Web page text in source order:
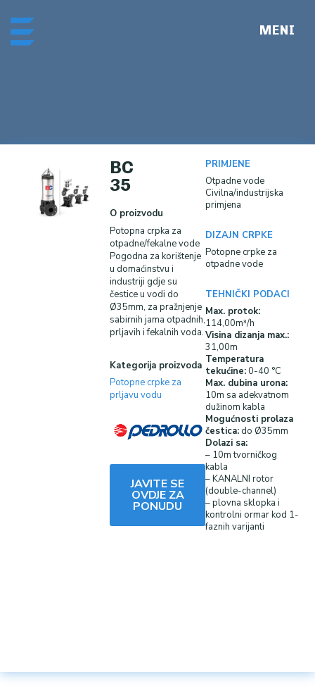
content
BC
35
O proizvodu
Potopna crpka za
otpadne/fekalne vode
Pogodna za korištenje
u domaćinstvu i
industriji gdje su
čestice u vodi do
Ø35mm, za pražnjenje
sabirnih jama otpadnih,
prljavih i fekalnih voda.
Kategorija proizvoda
Potopne crpke za
prljavu vodu
JAVITE SE
OVDJE ZA
PONUDU
PRIMJENE
Otpadne vode
Civilna/industrijska
primjena
DIZAJN CRPKE
Potopne crpke za
otpadne vode
TEHNIČKI PODACI
Max. protok:
114,00m³/h
Visina dizanja max.:
31,00m
Temperatura
tekućine: 0-40 °C
Max. dubina urona:
10m sa adekvatnom
dužinom kabla
Mogućnosti prolaza
čestica:do Ø35mm
Dolazi sa:
– 10m tvorničkog
kabla
– KANALNI rotor
(double-channel)
– plovna sklopka i
kontrolni ormar kod 1-
faznih varijanti